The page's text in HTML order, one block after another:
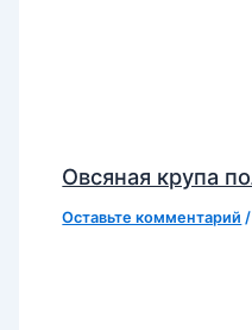
Овсяная крупа
Оставьте комментарий /